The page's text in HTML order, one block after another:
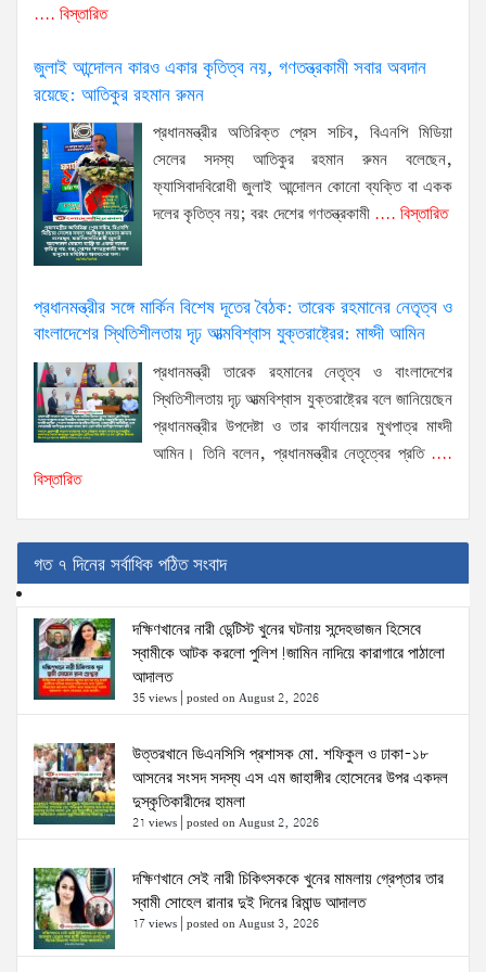
.... বিস্তারিত
জুলাই আন্দোলন কারও একার কৃতিত্ব নয়, গণতন্ত্রকামী সবার অবদান
রয়েছে: আতিকুর রহমান রুমন
প্রধানমন্ত্রীর অতিরিক্ত প্রেস সচিব, বিএনপি মিডিয়া
সেলের সদস্য আতিকুর রহমান রুমন বলেছেন,
ফ্যাসিবাদবিরোধী জুলাই আন্দোলন কোনো ব্যক্তি বা একক
দলের কৃতিত্ব নয়; বরং দেশের গণতন্ত্রকামী .... বিস্তারিত
প্রধানমন্ত্রীর সঙ্গে মার্কিন বিশেষ দূতের বৈঠক: তারেক রহমানের নেতৃত্ব ও
বাংলাদেশের স্থিতিশীলতায় দৃঢ় আত্মবিশ্বাস যুক্তরাষ্ট্রের: মাহ্দী আমিন
প্রধানমন্ত্রী তারেক রহমানের নেতৃত্ব ও বাংলাদেশের
স্থিতিশীলতায় দৃঢ় আত্মবিশ্বাস যুক্তরাষ্ট্রের বলে জানিয়েছেন
প্রধানমন্ত্রীর উপদেষ্টা ও তার কার্যালয়ের মুখপাত্র মাহ্দী
আমিন। তিনি বলেন, প্রধানমন্ত্রীর নেতৃত্বের প্রতি....
বিস্তারিত
গত ৭ দিনের সর্বাধিক পঠিত সংবাদ
দক্ষিণখানের নারী ডেন্টিস্ট খুনের ঘটনায় সন্দেহভাজন হিসেবে
স্বামীকে আটক করলো পুলিশ!জামিন নাদিয়ে কারাগারে পাঠালো
আদালত
35 views posted on August 2, 2026
উত্তরখানে ডিএনসিসি প্রশাসক মো. শফিকুল ও ঢাকা-১৮
আসনের সংসদ সদস্য এস এম জাহাঙ্গীর হোসেনের উপর একদল
দুস্কৃতিকারীদের হামলা
21 views posted on August 2, 2026
দক্ষিণখানে সেই নারী চিকিৎসককে খুনের মামলায় গ্রেপ্তার তার
স্বামী সোহেল রানার দুই দিনের রিমান্ড আদালত
17 views posted on August 3, 2026